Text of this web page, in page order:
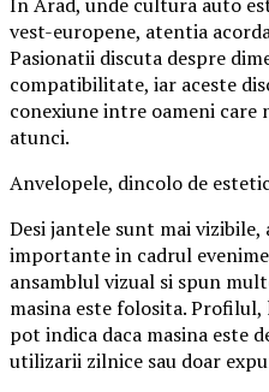
vest-europene, atentia
Pasionatii discuta despre
compatibilitate, iar aceste
conexiune intre oameni
atunci.
Anvelopele, dincolo de
Desi jantele sunt mai
importante in cadrul
ansamblul vizual si spun
masina este folosita.
pot indica daca masina este
utilizarii zilnice sau doar